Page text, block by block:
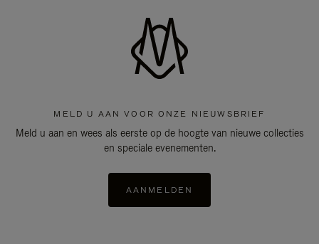
MELD U AAN VOOR ONZE NIEUWSBRIEF
Meld u aan en wees als eerste op de hoogte van nieuwe collecties
en speciale evenementen.
AANMELDEN